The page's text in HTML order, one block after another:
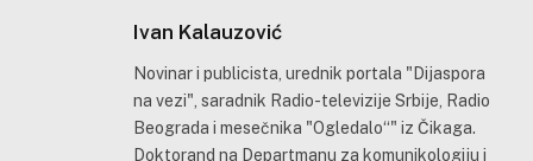
Ivan Kalauzović
Novinar i publicista, urednik portala "Dijaspora
na vezi", saradnik Radio-televizije Srbije, Radio
Beograda i mesečnika "Ogledalo“" iz Čikaga.
Doktorand na Departmanu za komunikologiju i